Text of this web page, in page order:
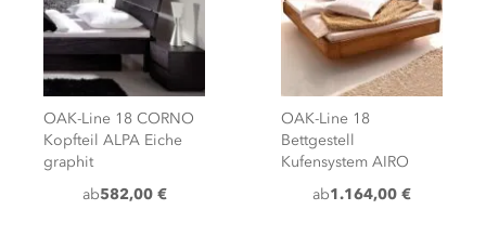
OAK-Line 18 CORNO
Kopfteil ALPA Eiche
graphit
ab582,00 €
OAK-Line 18
Bettgestell
Kufensystem AIRO
ab1.164,00 €